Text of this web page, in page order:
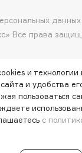
Все права
данных
и технологии
и удобства
пользоваться
с